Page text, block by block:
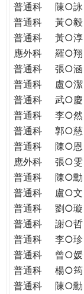
民。
WAGOR
TODAY
THE
WORLD
TOMORROW
PUTTING
YOU
ON
THE
PATH
GLOBAL
CITIZENSHIP
普通科
陳○詠
普通科
黃○毅
普通科
黃○淳
應外科
羅○翔
普通科
張○涵
普通科
盧○潔
普通科
武○慶
普通科
李○然
普通科
郭○慈
普通科
陳○恩
應外科
張○雯
普通科
陳○勳
普通科
盧○文
普通科
劉○璇
普通科
謝○哲
普通科
李○珍
普通科
曾○媛
普通科
楊○筠
普通科
陳○勳